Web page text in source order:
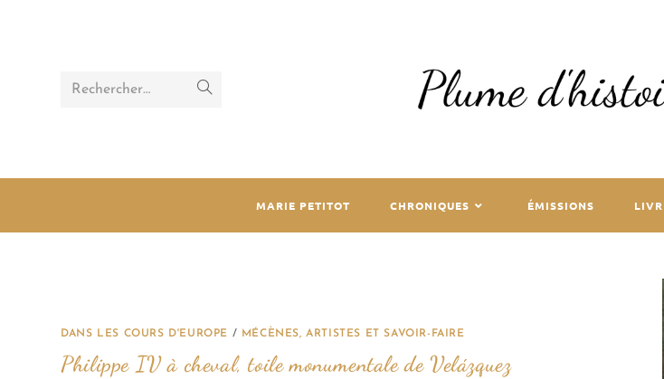
Rechercher…
MARIE PETITOT CHRONIQUES ÉMISSIONS
DANS LES COURS D'EUROPE / MÉCÈNES, ARTISTES ET SAVOIR-FAIRE
Philippe IV à cheval, toile monumentale de Velázquez